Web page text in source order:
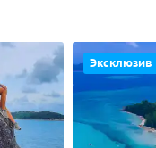
Эксклюзив